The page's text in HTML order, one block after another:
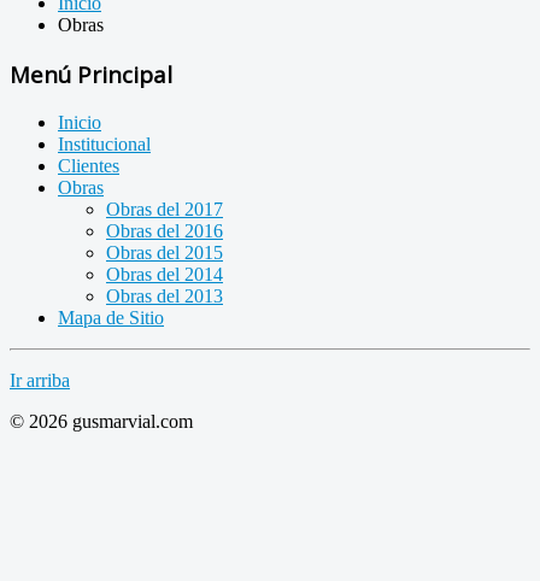
Obras
Menú Principal
Inicio
Institucional
Clientes
Obras
Obras del 2017
Obras del 2016
Obras del 2015
Obras del 2014
Obras del 2013
Mapa de Sitio
Ir arriba
© 2026 gusmarvial.com